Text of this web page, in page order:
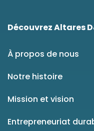
Découvrez Altares
À propos de nous
Notre histoire
Mission et vision
Entrepreneuriat